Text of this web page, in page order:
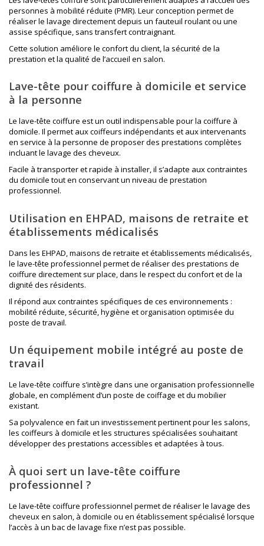
personnes à mobilité réduite (PMR). Leur conception permet de
réaliser le lavage directement depuis un fauteuil roulant ou une
assise spécifique, sans transfert contraignant.
Cette solution améliore le confort du client, la sécurité de la
prestation et la qualité de l’accueil en salon.
Lave-tête pour coiffure à domicile et service
à la personne
Le lave-tête coiffure est un outil indispensable pour la coiffure à
domicile. Il permet aux coiffeurs indépendants et aux intervenants
en service à la personne de proposer des prestations complètes
incluant le lavage des cheveux.
Facile à transporter et rapide à installer, il s’adapte aux contraintes
du domicile tout en conservant un niveau de prestation
professionnel.
Utilisation en EHPAD, maisons de retraite et
établissements médicalisés
Dans les EHPAD, maisons de retraite et établissements médicalisés,
le lave-tête professionnel permet de réaliser des prestations de
coiffure directement sur place, dans le respect du confort et de la
dignité des résidents.
Il répond aux contraintes spécifiques de ces environnements :
mobilité réduite, sécurité, hygiène et organisation optimisée du
poste de travail.
Un équipement mobile intégré au poste de
travail
Le lave-tête coiffure s’intègre dans une organisation professionnelle
globale, en complément d’un poste de coiffage et du mobilier
existant.
Sa polyvalence en fait un investissement pertinent pour les salons,
les coiffeurs à domicile et les structures spécialisées souhaitant
développer des prestations accessibles et adaptées à tous.
À quoi sert un lave-tête coiffure
professionnel ?
Le lave-tête coiffure professionnel permet de réaliser le lavage des
cheveux en salon, à domicile ou en établissement spécialisé lorsque
l’accès à un bac de lavage fixe n’est pas possible.